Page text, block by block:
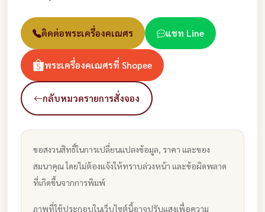
ติดต่อพระเครื่องคเณศร แชท Line
พระเครื่องคเณศรที่ Shopee
กลับหมวดรายการสั่งจอง
ขอสงวนสิทธิ์ในการเปลี่ยนแปลงข้อมูล, ราคา และของ
สมนาคุณ โดยไม่ต้องแจ้งให้ทราบล่วงหน้า และข้อผิดพลาด
ที่เกิดขึ้นจากการพิมพ์
ภาพที่ใช้ประกอบในเว็บไซต์นี้อาจปรับแสงเพื่อความ